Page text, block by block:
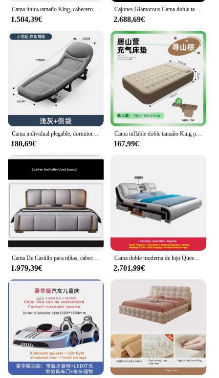
Cama única tamaño King, cabeceros modernos De lujo para dormitorio doble, cabeceros multifuncionales, Camas De Dormitorio, decoración del hogar
1.504,39€
Cajones Glamorous Cama doble tamaño King almacenamiento dormir multifuncional Cama doble marco plataforma De lujo Cama De Casal muebles
2.688,69€
Cama individual plegable, dormitorio moderno, diseño de lujo, Cama ahorradora de espacio, Camping, viaje, Cama portátil para dormir en la playa, muebles de oficina
180,69€
Cama inflable doble tamaño King para sala de estar, marco de Cama barato de princesa para campamento, Cama Individual segura para perros de aire para habitación
167,99€
Cama De Castillo para niñas, cabeceros De lujo De masaje baratos, cómoda cama barata, Camas De princesa, muebles únicos
1.979,39€
Cama doble moderna de lujo Queen, almacenamiento multifunción para dormitorio, Cama doble King, marco blanco, caja de Cama inteligente, muebles de habitación Casal
2.701,99€